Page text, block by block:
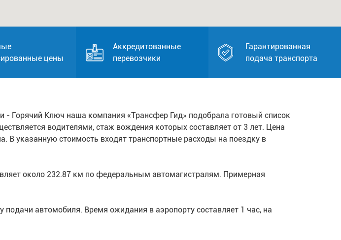
цены
Аккредитованные
перевозчики
Гарантированная
подача транспорта
Горячий Ключ наша компания «Трансфер Гид» подобрала готовый список
водителями, стаж вождения которых составляет от 3 лет. Цена
указанную стоимость входят транспортные расходы на поездку в
около 232.87 км по федеральным автомагистралям. Примерная
автомобиля. Время ожидания в аэропорту составляет 1 час, на